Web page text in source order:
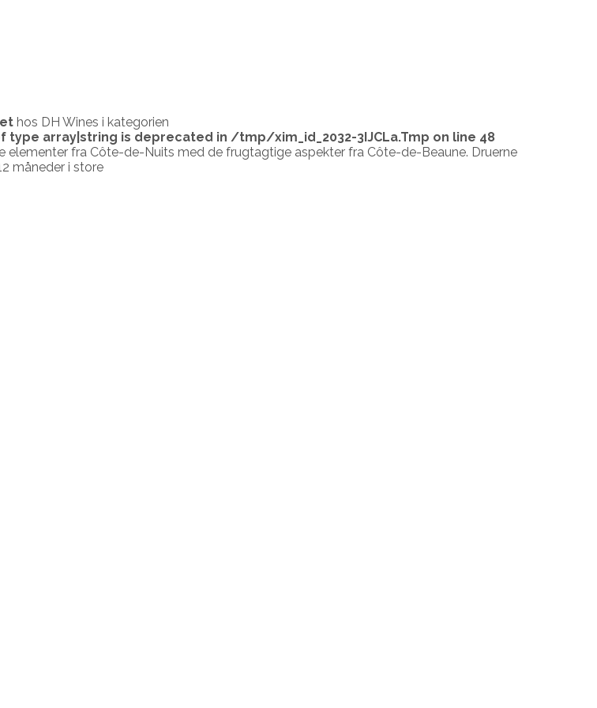
hos DH Wines i kategorien
type array|string is deprecated in /tmp/xim_id_2032-3IJCLa.Tmp on line 48
elementer fra Côte-de-Nuits med de frugtagtige aspekter fra Côte-de-Beaune. Druerne
måneder i store